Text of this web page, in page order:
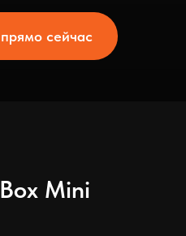
сейчас
Mini